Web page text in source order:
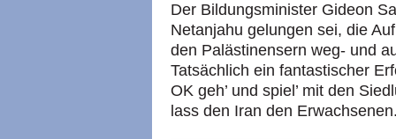
Der Bildungsminister Gideon
Netanjahu gelungen sei, die
den Palästinensern weg- und
Tatsächlich ein fantastischer
OK geh’ und spiel’ mit den
lass den Iran den